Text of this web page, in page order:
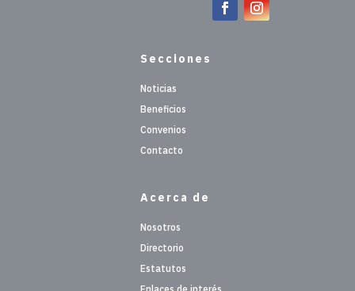
Secciones
Noticias
Beneficios
Convenios
Contacto
Acerca de
Nosotros
Directorio
Estatutos